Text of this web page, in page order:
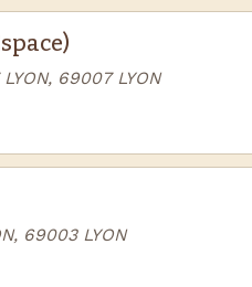
69007 LYON
69003 LYON